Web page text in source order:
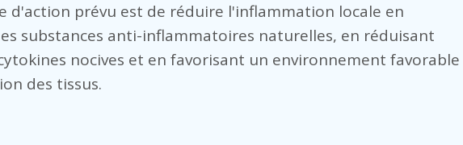
d'action prévu est de réduire l'inflammation locale en
substances anti-inflammatoires naturelles, en réduisant
nocives et en favorisant un environnement favorable
des tissus.